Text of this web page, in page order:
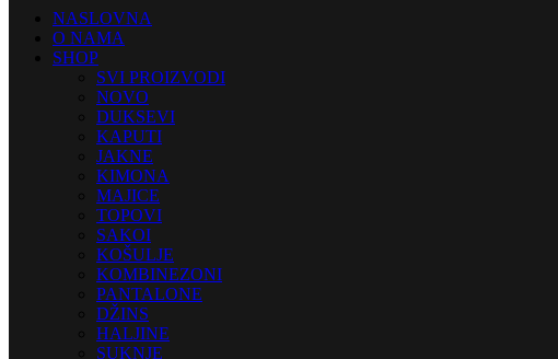
NASLOVNA
O NAMA
SHOP
SVI PROIZVODI
NOVO
DUKSEVI
KAPUTI
JAKNE
KIMONA
MAJICE
TOPOVI
SAKOI
KOŠULJE
KOMBINEZONI
PANTALONE
DŽINS
HALJINE
SUKNJE